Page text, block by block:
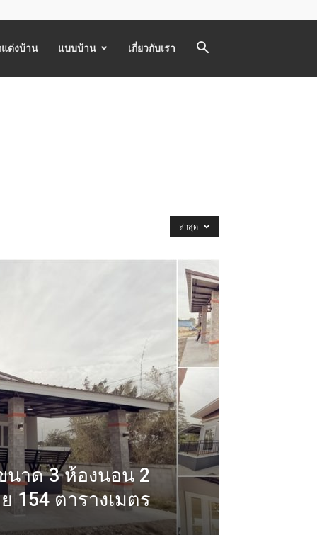
ต่งบ้าน แบบบ้าน เกี่ยวกับเรา
ล่าสุด
นาด 3 ห้องนอน 2
154 ตารางเมตร